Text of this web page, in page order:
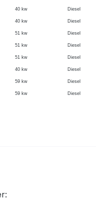
40 kw Diesel
40 kw Diesel
51 kw Diesel
51 kw Diesel
51 kw Diesel
40 kw Diesel
59 kw Diesel
59 kw Diesel